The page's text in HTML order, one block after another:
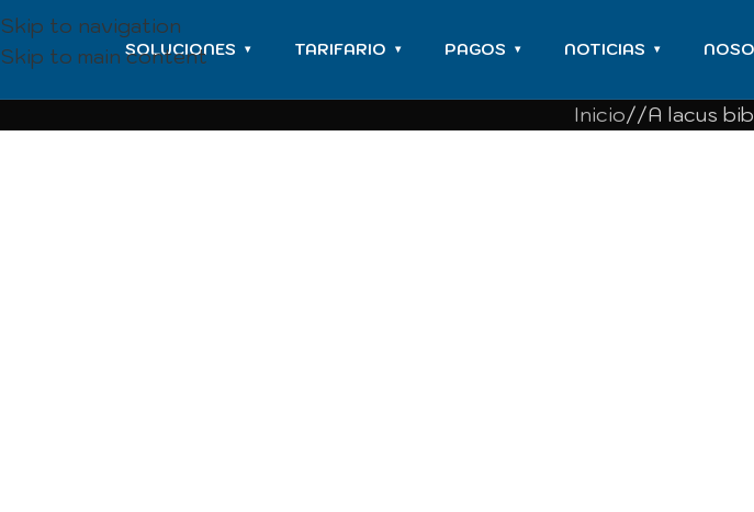
Skip to navigation
Skip to main content
SOLUCIONES ▾ TARIFARIO ▾ PAGOS ▾ NOTICIAS ▾
Inicio A lacus